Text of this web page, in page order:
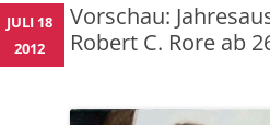
Vorschau:
Robert C. Rore ab
JULI 18
2012